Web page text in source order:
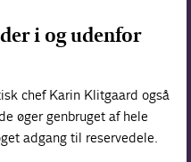
i og udenfor
chef Karin Klitgaard også
øger genbruget af hele
adgang til reservedele.